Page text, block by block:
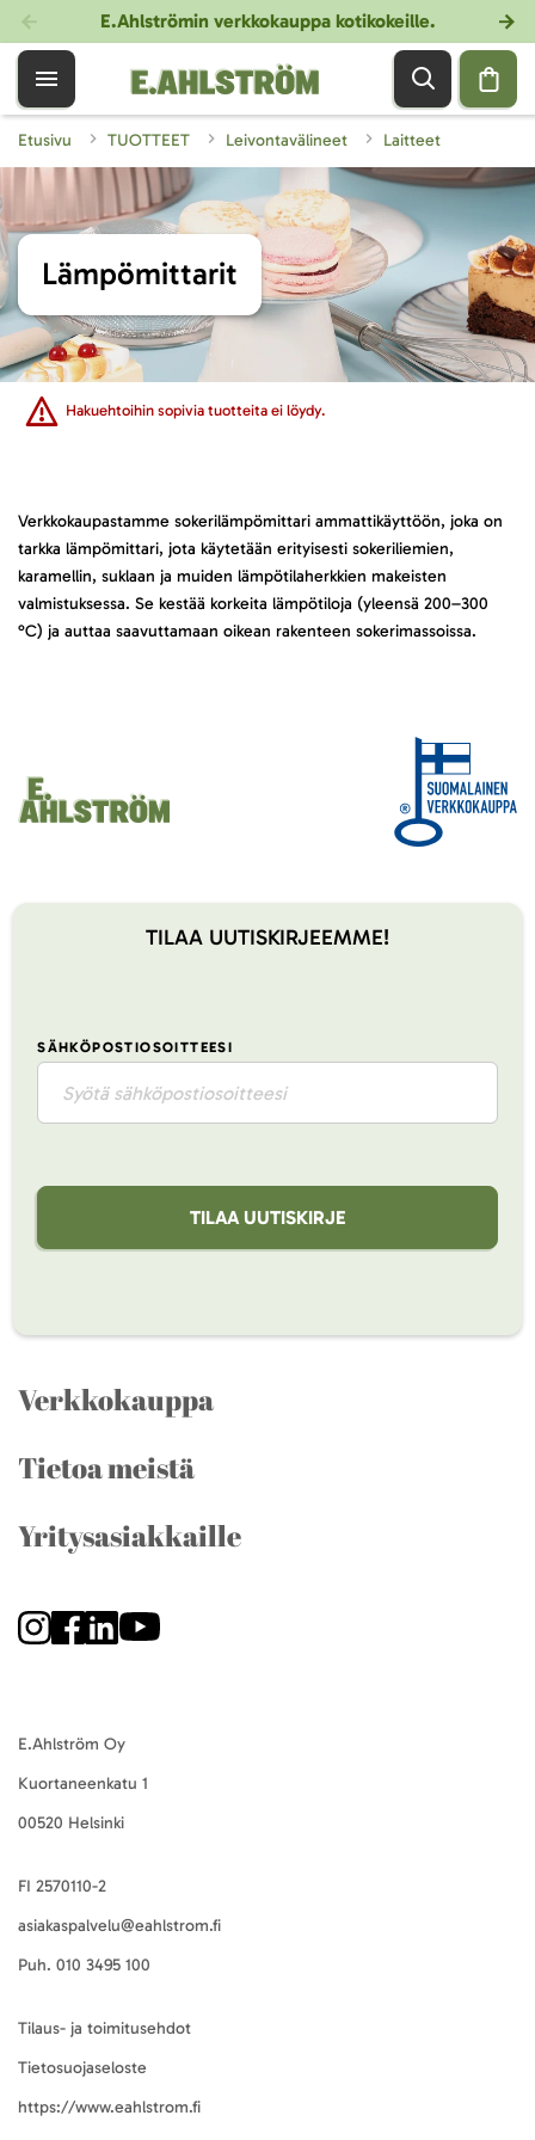
E.Ahlströmin verkkokauppa kotikokeille.
Etusivu TUOTTEET Leivontavälineet Laitteet
Lämpömittarit
Hakuehtoihin sopivia tuotteita ei löydy.
Verkkokaupastamme sokerilämpömittari ammattikäyttöön, joka on
tarkka lämpömittari, jota käytetään erityisesti sokeriliemien,
karamellin, suklaan ja muiden lämpötilaherkkien makeisten
valmistuksessa. Se kestää korkeita lämpötiloja (yleensä 200–300
°C) ja auttaa saavuttamaan oikean rakenteen sokerimassoissa.
TILAA UUTISKIRJEEMME!
SÄHKÖPOSTIOSOITTEESI
TILAA UUTISKIRJE
Verkkokauppa
Tietoa meistä
Yritysasiakkaille
E.Ahlström Oy
Kuortaneenkatu 1
00520 Helsinki
FI 2570110-2
asiakaspalvelu@eahlstrom.fi
Puh. 010 3495 100
Tilaus- ja toimitusehdot
Tietosuojaseloste
https://www.eahlstrom.fi